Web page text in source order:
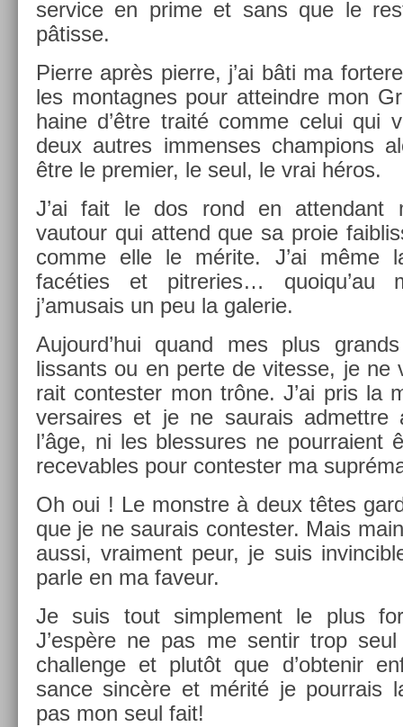
ser­vice en prime et sans que le
pâtisse.
Pier­re après pier­re, j’ai bâti ma
les mon­tagnes pour at­teindre mon
haine d’être traité comme celui qui
deux aut­res im­men­ses champ­ions
être le pre­mi­er, le seul, le vrai héros.
J’ai fait le dos rond en at­tendant
vautour qui at­tend que sa proie
comme elle le mérite. J’ai même
facéties et pit­re­ries… quoiqu’au
j’amusais un peu la galerie.
Aujourd’hui quand mes plus
lissants ou en perte de vites­se, je
rait con­test­er mon trône. J’ai pris la
versaires et je ne saurais ad­mettre
l’âge, ni les bles­sures ne pour­raient
re­cev­ables pour con­test­er ma
Oh oui ! Le monstre à deux têtes
que je ne saurais con­test­er. Mais
aussi, vrai­ment peur, je suis
parle en ma faveur.
Je suis tout simple­ment le plus
J’espère ne pas me sen­tir trop
chal­lenge et plutôt que d’ob­tenir
sance sincère et mérité je pour­rais
pas mon seul fait!